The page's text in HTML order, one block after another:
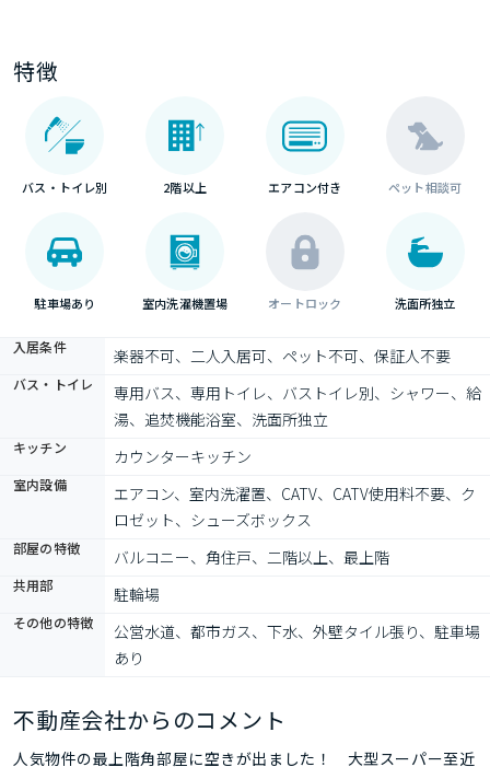
特徴
バス・トイレ別 2階以上 エアコン付き ペット相談可
駐車場あり 室内洗濯機置場 オートロック 洗面所独立
入居条件 楽器不可、二人入居可、ペット不可、保証人不要
バス・トイレ
専用バス、専用トイレ、バストイレ別、シャワー、給
湯、追焚機能浴室、洗面所独立
キッチン カウンターキッチン
室内設備
エアコン、室内洗濯置、CATV、CATV使用料不要、ク
ロゼット、シューズボックス
部屋の特徴 バルコニー、角住戸、二階以上、最上階
共用部 駐輪場
その他の特徴
公営水道、都市ガス、下水、外壁タイル張り、駐車場
あり
不動産会社からのコメント
人気物件の最上階角部屋に空きが出ました！ 大型スーパー至近